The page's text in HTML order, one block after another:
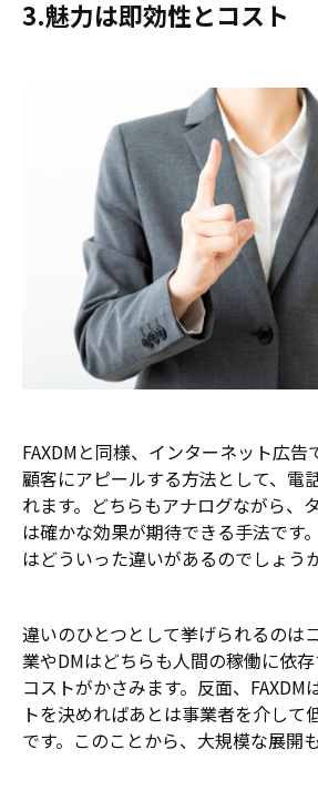
3.魅力は即効性とコスト
FAXDMと同様、インターネット広
顧客にアピールする方法として、電
れます。どちらもアナログながら、
は確かな効果が期待できる手法です
はどういった違いがあるのでしょう
違いのひとつとして挙げられるのは
業やDMはどちらも人間の稼働に依存
コストがかさみます。反面、FAXDM
トを決めればあとは事業者を介して
です。このことから、大規模な展開